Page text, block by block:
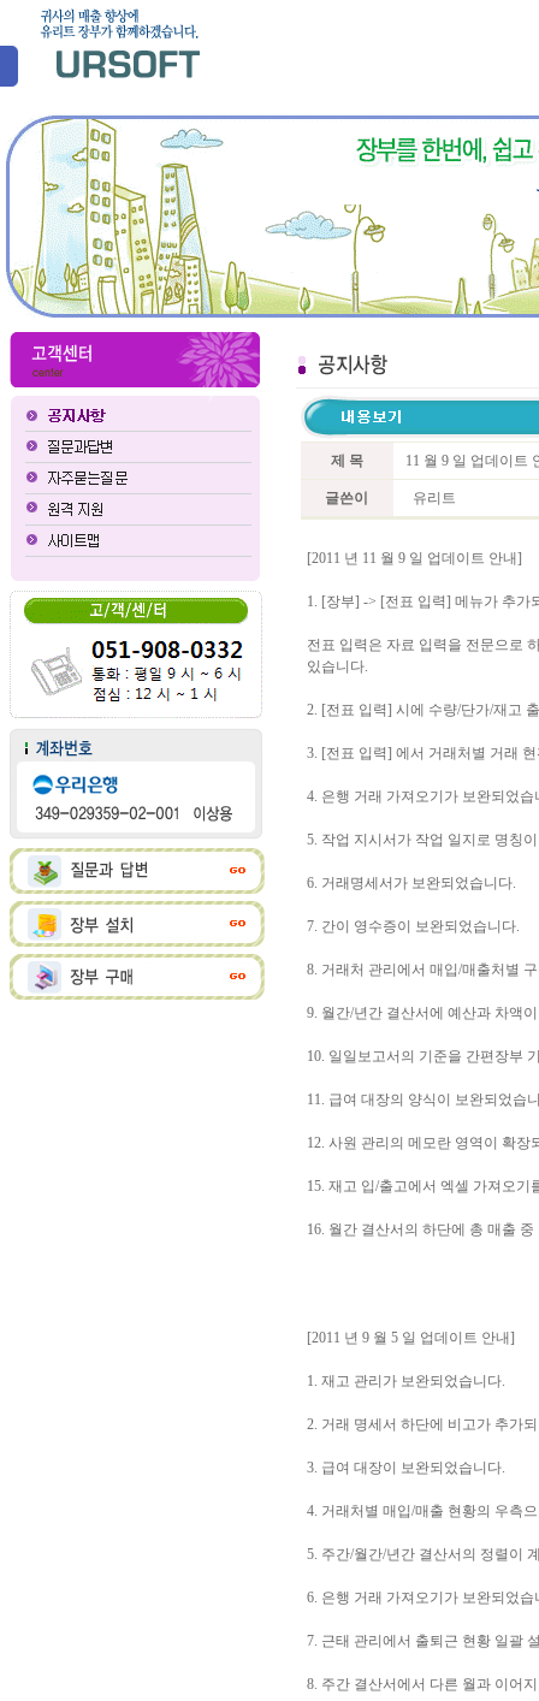
제 목 11 월 9 일 업데이트
글쓴이 유리트
[2011 년 11 월 9 일 업데이트 안내]
1. [장부] -> [전표 입력] 메뉴가 추가
전표 입력은 자료 입력을 전문으로
있습니다.
2. [전표 입력] 시에 수량/단가/재고
3. [전표 입력] 에서 거래처별 거래
4. 은행 거래 가져오기가 보완되었습
5. 작업 지시서가 작업 일지로 명칭
6. 거래명세서가 보완되었습니다.
7. 간이 영수증이 보완되었습니다.
8. 거래처 관리에서 매입/매출처별
9. 월간/년간 결산서에 예산과 차액
10. 일일보고서의 기준을 간편장부
11. 급여 대장의 양식이 보완되었습
12. 사원 관리의 메모란 영역이 확장
15. 재고 입/출고에서 엑셀 가져오
16. 월간 결산서의 하단에 총 매출
[2011 년 9 월 5 일 업데이트 안내]
1. 재고 관리가 보완되었습니다.
2. 거래 명세서 하단에 비고가 추가
3. 급여 대장이 보완되었습니다.
4. 거래처별 매입/매출 현황의 우측
5. 주간/월간/년간 결산서의 정렬이
6. 은행 거래 가져오기가 보완되었습
7. 근태 관리에서 출퇴근 현황 일괄
8. 주간 결산서에서 다른 월과 이어